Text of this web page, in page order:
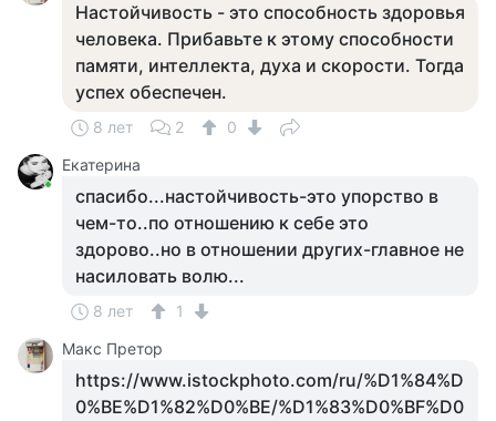
Настойчивость - это способность здоровья
человека. Прибавьте к этому способности
памяти, интеллекта, духа и скорости. Тогда
успех обеспечен.
8 лет 2
0
Екатерина
спасибо...настойчивость-это упорство в
чем-то..по отношению к себе это
здорово..но в отношении других-главное не
насиловать волю...
8 лет
1
Макс Претор
https://www.istockphoto.com/ru/%D1%84%D
0%BE%D1%82%D0%BE/%D1%83%D0%BF%D0